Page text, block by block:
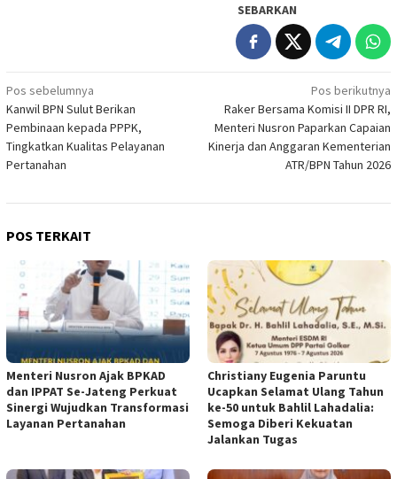
SEBARKAN
Navigasi
pos
Pos sebelumnya
Kanwil BPN Sulut Berikan
Pembinaan kepada PPPK,
Tingkatkan Kualitas Pelayanan
Pertanahan
Pos berikutnya
Raker Bersama Komisi II DPR RI,
Menteri Nusron Paparkan Capaian
Kinerja dan Anggaran Kementerian
ATR/BPN Tahun 2026
POS TERKAIT
Menteri Nusron Ajak BPKAD
dan IPPAT Se-Jateng Perkuat
Sinergi Wujudkan Transformasi
Layanan Pertanahan
Christiany Eugenia Paruntu
Ucapkan Selamat Ulang Tahun
ke-50 untuk Bahlil Lahadalia:
Semoga Diberi Kekuatan
Jalankan Tugas